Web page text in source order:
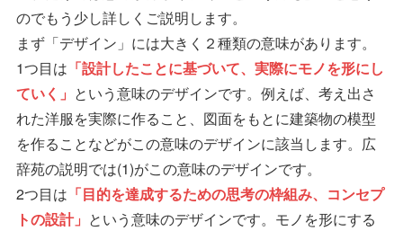
のでもう少し詳しくご説明します。
まず「デザイン」には大きく２種類の意味があります。
1つ目は 「設計したことに基づいて、実際にモノを形にし
ていく」 という意味のデザインです。例えば、考え出さ
れた洋服を実際に作ること、図面をもとに建築物の模型
を作ることなどがこの意味のデザインに該当します。広
辞苑の説明では(1)がこの意味のデザインです。
2つ目は 「目的を達成するための思考の枠組み、コンセプ
トの設計」 という意味のデザインです。モノを形にする